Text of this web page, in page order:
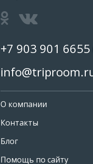
+7 903 901 6655
О компании
Контакты
Блог
Помощь по сайту